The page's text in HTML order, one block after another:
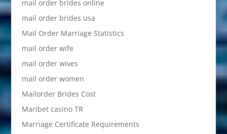
mail order brides online
mail order brides usa
Mail Order Marriage Statistics
mail order wife
mail order wives
mail order women
Mailorder Brides Cost
Maribet casino TR
Marriage Certificate Requirements